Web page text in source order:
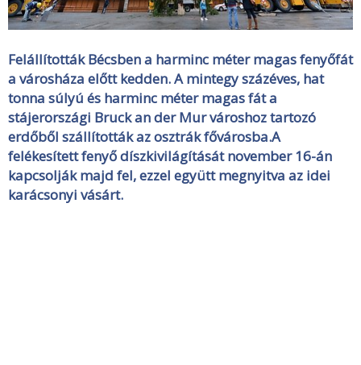
Felállították Bécsben a harminc méter magas fenyőfát
a városháza előtt kedden. A mintegy százéves, hat
tonna súlyú és harminc méter magas fát a
stájerországi Bruck an der Mur városhoz tartozó
erdőből szállították az osztrák fővárosba.A
felékesített fenyő díszkivilágítását november 16-án
kapcsolják majd fel, ezzel együtt megnyitva az idei
karácsonyi vásárt.